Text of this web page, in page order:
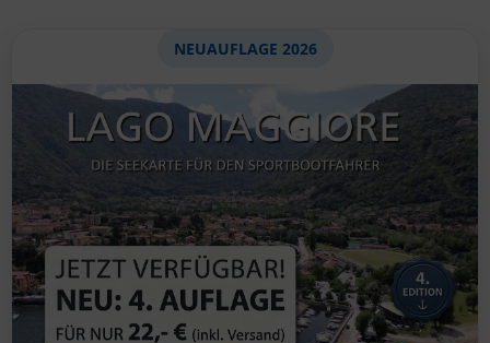
NEUAUFLAGE 2026